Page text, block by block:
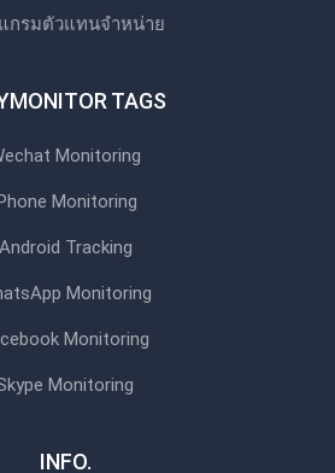
กรมตัวแทนจําหน่าย
TAGS
Monitoring
Monitoring
Android Tracking
Monitoring
Monitoring
Monitoring
INFO.